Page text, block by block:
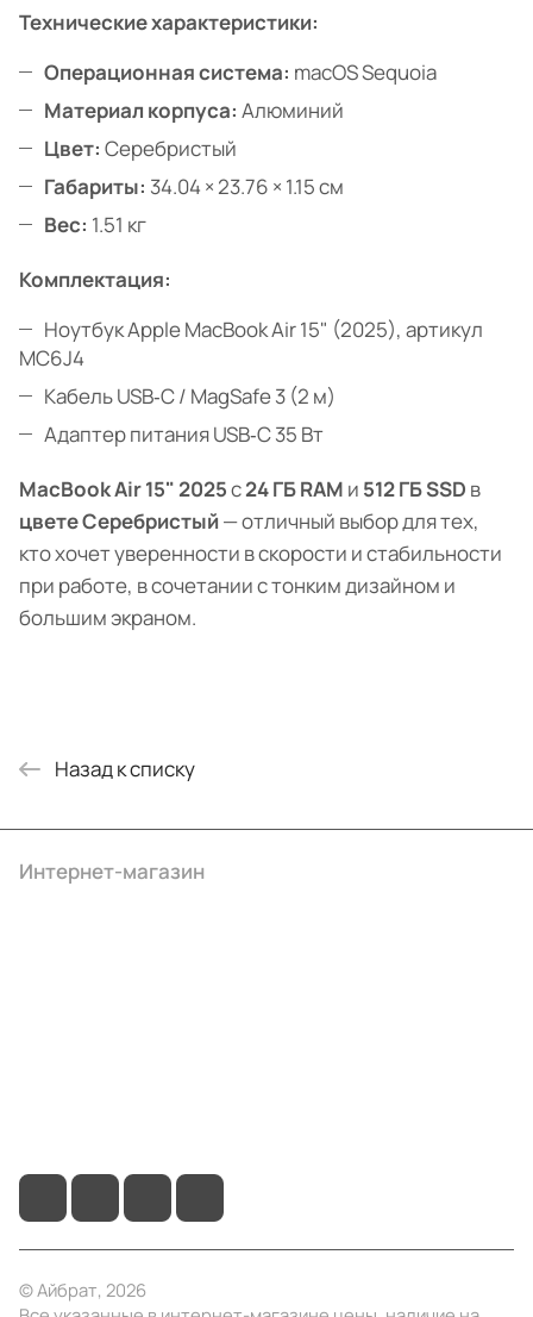
Технические характеристики:
Операционная система: macOS Sequoia
Материал корпуса: Алюминий
Цвет: Серебристый
Габариты: 34.04 × 23.76 × 1.15 см
Вес: 1.51 кг
Комплектация:
Ноутбук Apple MacBook Air 15" (2025), артикул
MC6J4
Кабель USB‑C / MagSafe 3 (2 м)
Адаптер питания USB‑C 35 Вт
MacBook Air 15" 2025с24 ГБ RAM и 512 ГБ SSD в
цвете Серебристый— отличный выбор для тех,
кто хочет уверенности в скорости и стабильности
при работе, в сочетании с тонким дизайном и
большим экраном.
Назад к списку
Интернет-магазин
© Айбрат, 2026